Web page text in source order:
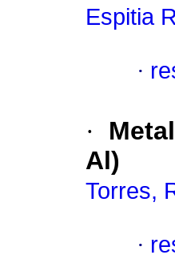
Espitia
·
·
Al)
Torres,
·